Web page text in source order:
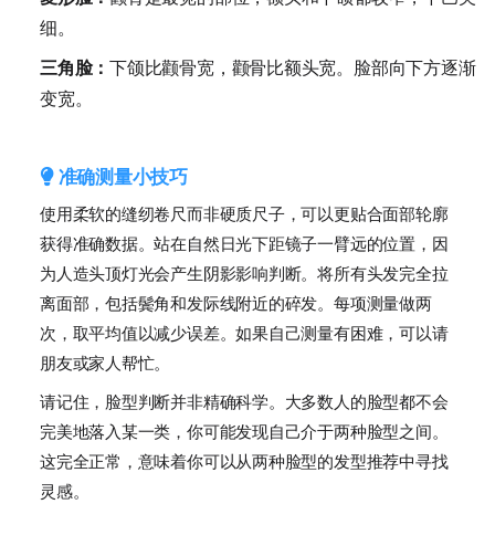
细。
三角脸：下颌比颧骨宽，颧骨比额头宽。脸部向下方逐渐
变宽。
准确测量小技巧
使用柔软的缝纫卷尺而非硬质尺子，可以更贴合面部轮廓
获得准确数据。站在自然日光下距镜子一臂远的位置，因
为人造头顶灯光会产生阴影影响判断。将所有头发完全拉
离面部，包括鬓角和发际线附近的碎发。每项测量做两
次，取平均值以减少误差。如果自己测量有困难，可以请
朋友或家人帮忙。
请记住，脸型判断并非精确科学。大多数人的脸型都不会
完美地落入某一类，你可能发现自己介于两种脸型之间。
这完全正常，意味着你可以从两种脸型的发型推荐中寻找
灵感。